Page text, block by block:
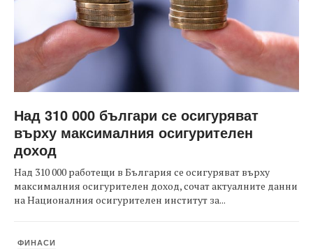
Над 310 000 българи се осигуряват
върху максималния осигурителен
доход
Над 310 000 работещи в България се осигуряват върху
максималния осигурителен доход, сочат актуалните данни
на Националния осигурителен институт за...
ФИНАСИ